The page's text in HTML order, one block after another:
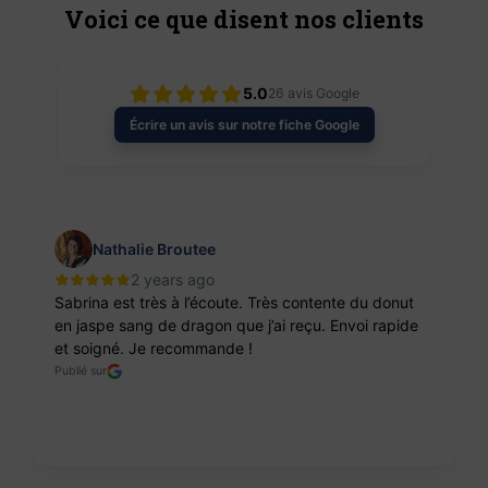
Voici ce que disent nos clients
5.026 avis Google
Écrire un avis sur notre fiche Google
Nathalie Broutee
2 years ago
Sabrina est très à l’écoute. Très contente du donut
en jaspe sang de dragon que j’ai reçu. Envoi rapide
et soigné. Je recommande !
Publié sur